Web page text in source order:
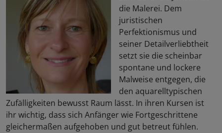
die Malerei. Dem
juristischen
Perfektionismus und
seiner Detailverliebtheit
setzt sie die scheinbar
spontane und lockere
Malweise entgegen, die
den aquarelltypischen
Zufälligkeiten bewusst Raum lässt. In ihren Kursen ist
ihr wichtig, dass sich Anfänger wie Fortgeschrittene
gleichermaßen aufgehoben und gut betreut fühlen.